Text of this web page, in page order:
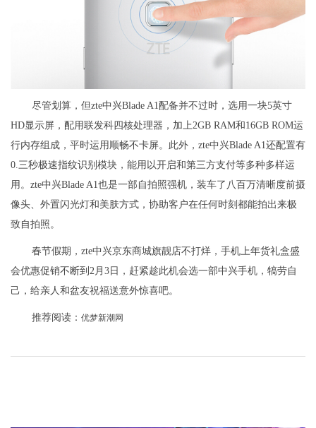
尽管划算，但zte中兴Blade A1配备并不过时，选用一块5英寸
HD显示屏，配用联发科四核处理器，加上2GB RAM和16GB ROM运
行内存组成，平时运用顺畅不卡屏。此外，zte中兴Blade A1还配置有
0.三秒极速指纹识别模块，能用以开启和第三方支付等多种多样运
用。zte中兴Blade A1也是一部自拍照强机，装车了八百万清晰度前摄
像头、外置闪光灯和美肤方式，协助客户在任何时刻都能拍出来极
致自拍照。
春节假期，zte中兴京东商城旗靓店不打烊，手机上年货礼盒盛
会优惠促销不断到2月3日，赶紧趁此机会选一部中兴手机，犒劳自
己，给亲人和盆友祝福送意外惊喜吧。
推荐阅读： 优梦新潮网